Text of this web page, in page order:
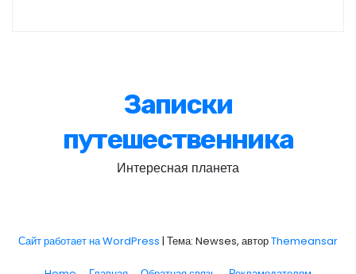
Записки
путешественника
Интересная планета
Сайт работает на WordPress | Тема: Newses, авторThemeansar